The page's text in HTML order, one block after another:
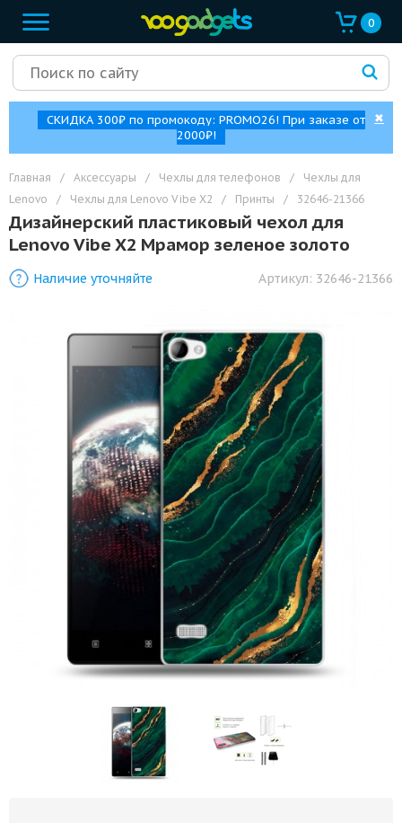
0
СКИДКА 300₽ по промокоду: PROMO26! При заказе от
2000₽!
✖
Главная / Аксессуары / Чехлы для телефонов /
Чехлы для
Lenovo
/ Чехлы для Lenovo Vibe X2 / Принты / 32646-21366
Дизайнерский пластиковый чехол для
Lenovo Vibe X2 Мрамор зеленое золото
Наличие уточняйте Артикул: 32646-21366